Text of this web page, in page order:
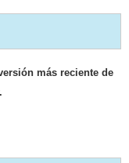
más reciente de